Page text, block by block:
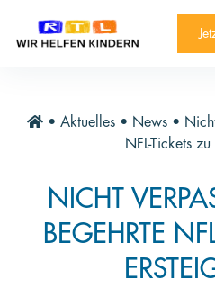
RTL-Spendenmarathon
News
Paten und Projekte
Kontakt
• Aktuelles• News•
NFL-Tickets
NICHT
EGEHRTE